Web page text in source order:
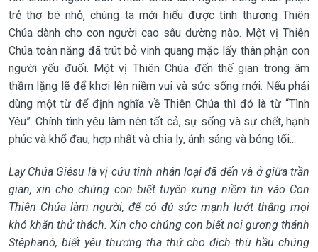
trẻ thơ bé nhỏ, chúng ta mới hiểu được tình thương Thiên
Chúa dành cho con người cao sâu dường nào. Một vị Thiên
Chúa toàn năng đã trút bỏ vinh quang mặc lấy thân phận con
người yếu đuối. Một vị Thiên Chúa đến thế gian trong âm
thầm lặng lẽ để khơi lên niềm vui và sức sống mới. Nếu phải
dùng một từ để định nghĩa về Thiên Chúa thì đó là từ “Tình
Yêu”. Chính tình yêu làm nên tất cả, sự sống và sự chết, hạnh
phúc và khổ đau, hợp nhất và chia ly, ánh sáng và bóng tối...
Lạy Chúa Giêsu là vị cứu tinh nhân loại đã đến và ở giữa trần
gian, xin cho chúng con biết tuyên xưng niềm tin vào Con
Thiên Chúa làm người, để có đủ sức mạnh lướt thắng mọi
khó khăn thử thách. Xin cho chúng con biết noi gương thánh
Stêphanô, biết yêu thương tha thứ cho địch thù hầu chúng